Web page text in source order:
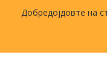
Добредојдовте на